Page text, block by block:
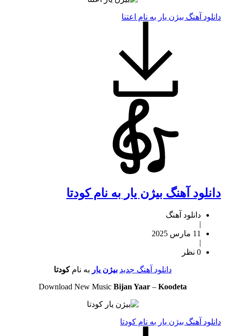
دانلود آهنگ بیژن یار به نام اعتنا
دانلود آهنگ بیژن یار به نام کودتا
دانلود آهنگ
|
11 مارس 2025
|
0 نظر
دانلود آهنگ جدید بیژن یار به نامکودتا
Download New Music Bijan Yaar– Koodeta
دانلود آهنگ بیژن یار به نام کودتا